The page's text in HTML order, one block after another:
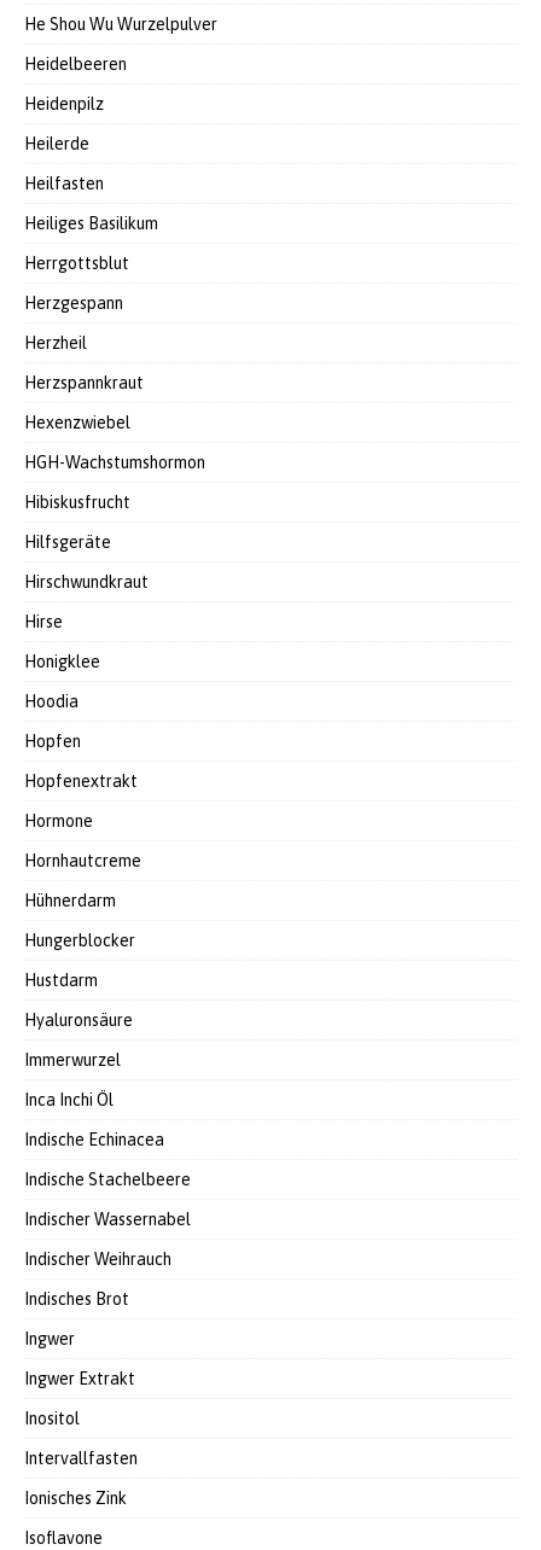
He Shou Wu Wurzelpulver
Heidelbeeren
Heidenpilz
Heilerde
Heilfasten
Heiliges Basilikum
Herrgottsblut
Herzgespann
Herzheil
Herzspannkraut
Hexenzwiebel
HGH-Wachstumshormon
Hibiskusfrucht
Hilfsgeräte
Hirschwundkraut
Hirse
Honigklee
Hoodia
Hopfen
Hopfenextrakt
Hormone
Hornhautcreme
Hühnerdarm
Hungerblocker
Hustdarm
Hyaluronsäure
Immerwurzel
Inca Inchi Öl
Indische Echinacea
Indische Stachelbeere
Indischer Wassernabel
Indischer Weihrauch
Indisches Brot
Ingwer
Ingwer Extrakt
Inositol
Intervallfasten
Ionisches Zink
Isoflavone